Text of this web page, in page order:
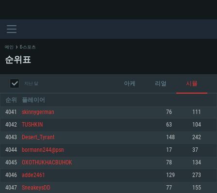
PC
최소사양
최소사양
최소사양
메인 E-스포츠
순위표
지난 달 아케 리얼 시뮬
순위 플레이어
4041 skinnygerman 76 111
4042 TUSHKIN 63 104
4043 Desert_Tyrant 148 242
4044 bormann244@psn 17 37
4045 OXOTHUKHACBUHOK 78 134
4046 adde2461 129 273
4047 SneakeysDD 77 155